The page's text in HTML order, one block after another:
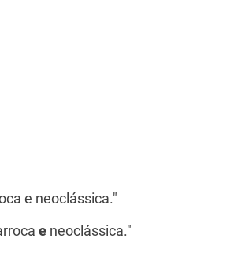
e neoclássica."
e neoclássica."